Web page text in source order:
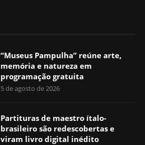
“Museus Pampulha” reúne arte,
memória e natureza em
programação gratuita
5 de agosto de 2026
Partituras de maestro ítalo-
brasileiro são redescobertas e
viram livro digital inédito